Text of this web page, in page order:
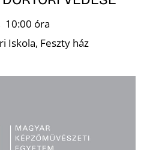
10:00 óra
Iskola, Feszty ház